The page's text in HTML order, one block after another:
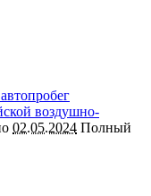
воздушно-
02.05.2024 Полный